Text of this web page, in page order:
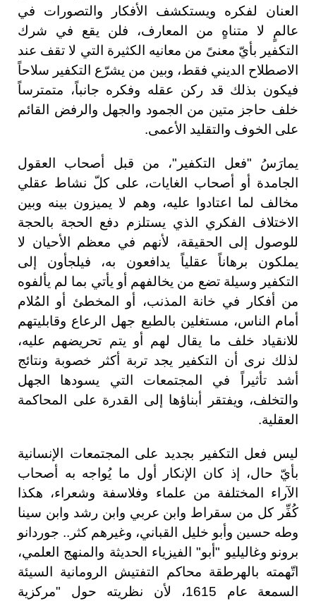
العنان لفكره ويستكشف الأفكار والتصورات في
عالمٍ لا متناهٍ من المعارف، فلن يقع في شرك
التكفير بأيّ معنىً من معانيه الكثيرة التي لا تقف عند
الاصطلاح الديني فقط، وبين من يشرّع التكفير سلاحاً
فيكون بذلك قد ركن عقله وفكره جانباً، متمترساً
خلف حاجز متين من الجمود والجهل والرفض القائم
على الخوف والتقليد الأعمى.
يمارَسُ "فعل التكفير"، من قبل أصحاب العقول
الجامدة أو أصحاب الغايات، على كلّ نشاط عقلي
مخالف لما اعتادوا عليه، وهم لا يميزون بينه وبين
الاختلاف الفكري الذي يستلزم دفع الحجة بالحجة
للوصول إلى الحقيقة، لأنهم في معظم الأحيان لا
يملكون برهاناً عقلياً يدافعون به، فيلجأون إلى
التكفير وسيلة تضع من يخالفهم أو يأتي بما لم يألفوه
من أفكار في خانة المذنب، أو المخطئ أو المُلام
أمام الناس، مستغلين بالطبع جهل الرعاع وقابليتهم
للانقياد خلف ما يقال لهم أو يتم تحريضهم عليه،
لذلك نرى أن التكفير يجد تربة أكثر خصوبة ونتائج
أشد تأثيراً في المجتمعات التي يسودها الجهل
والتخلف، ويفتقر أبناؤها إلى القدرة على المحاكمة
العقلية.
ليس فعل التكفير بجديد على المجتمعات الإنسانية
بأيّ حال، إذ كان الإنكار أول ما يُواجه به أصحاب
الآراء المختلفة من علماء وفلاسفة وشعراء، هكذا
كُفِّر كل من سقراط وابن عربي وابن رشد وابن سينا
وطه حسين وأبو خليل القباني، وغيرهم كثر.. جوردانو
برونو وغاليليو "أبو" الفيزياء الحديثة والمنهج العلمي،
اتّهمته بالهرطقة محاكم التفتيش الرومانية السيئة
السمعة عام 1615، لأن نظريته حول "مركزية